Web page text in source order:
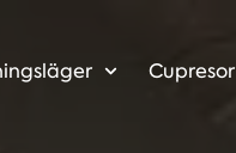
Cupresor